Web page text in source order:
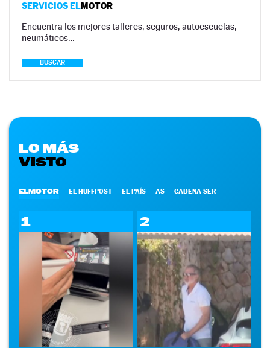
SERVICIOS ELMOTOR
Encuentra los mejores talleres, seguros, autoescuelas,
neumáticos…
BUSCAR
LO MÁS
VISTO
ELMOTOR EL HUFFPOST EL PAÍS AS CADENA SER
1 2